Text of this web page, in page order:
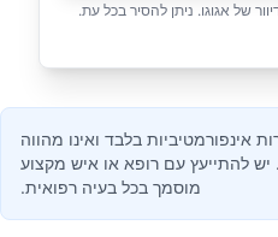
של אגוגו. ניתן להסיר בכל עת.
אינפורמטיביות בלבד ואינו מהווה
יש להתייעץ עם רופא או איש מקצוע
מוסמך בכל בעיה רפואית.